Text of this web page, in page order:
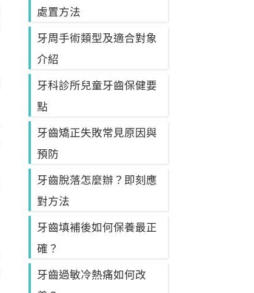
處置方法
牙周手術類型及適合對象
介紹
牙科診所兒童牙齒保健要
點
牙齒矯正失敗常見原因與
預防
牙齒脫落怎麼辦？即刻應
對方法
牙齒填補後如何保養最正
確？
牙齒過敏冷熱痛如何改